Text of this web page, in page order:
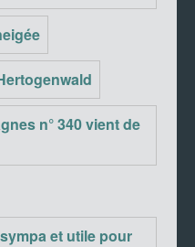
n° 340 vient de
et utile pour